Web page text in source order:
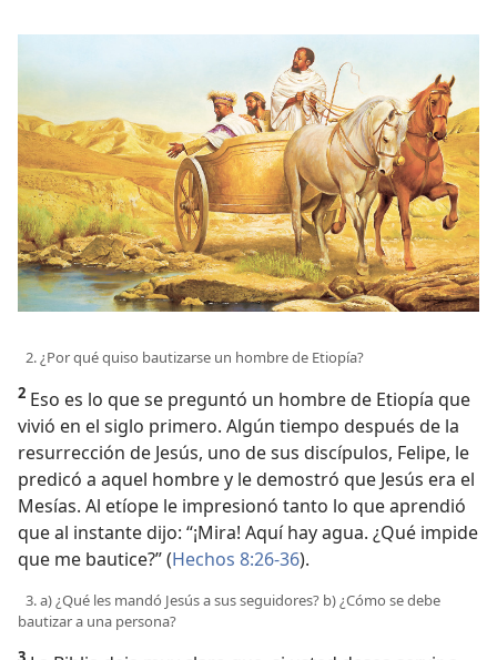
2. ¿Por qué quiso bautizarse un hombre de Etiopía?
2 Eso es lo que se preguntó un hombre de Etiopía que
vivió en el siglo primero. Algún tiempo después de la
resurrección de Jesús, uno de sus discípulos, Felipe, le
predicó a aquel hombre y le demostró que Jesús era el
Mesías. Al etíope le impresionó tanto lo que aprendió
que al instante dijo: “¡Mira! Aquí hay agua. ¿Qué impide
que me bautice?” (Hechos 8:26-36).
3. a) ¿Qué les mandó Jesús a sus seguidores? b) ¿Cómo se debe
bautizar a una persona?